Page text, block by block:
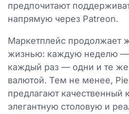
предпочитают
напрямую через Patreon.
Маркетплейс продолжает
жизнью: каждую неделю
каждый раз — одни и те
валютой. Тем не менее,
предлагают качественный
элегантную столовую и